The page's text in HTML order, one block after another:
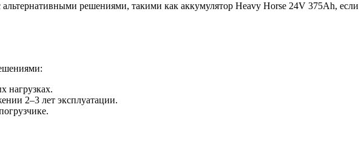
решениями, такими как аккумулятор Heavy Horse 24V 375Ah, если
нагрузках.
2–3 лет эксплуатации.